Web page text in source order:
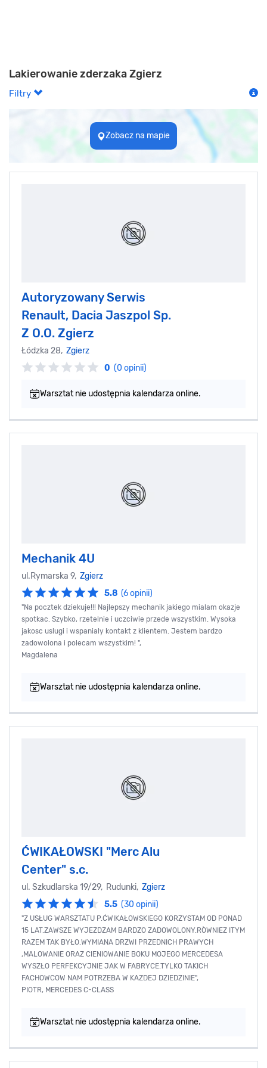
Lakierowanie zderzaka Zgierz
Filtry
Zobacz na mapie
Autoryzowany Serwis
Renault, Dacia Jaszpol Sp.
Z O.O. Zgierz
Łódzka 28, Zgierz
0 (0 opinii)
Warsztat nie udostępnia kalendarza online.
Mechanik 4U
ul.Rymarska 9, Zgierz
5.8 (6 opinii)
"Na pocztek dziekuje!!! Najlepszy mechanik jakiego mialam okazje
spotkac. Szybko, rzetelnie i uczciwie przede wszystkim. Wysoka
jakosc uslugi i wspanialy kontakt z klientem. Jestem bardzo
zadowolona i polecam wszystkim! ",
Magdalena
Warsztat nie udostępnia kalendarza online.
ĆWIKAŁOWSKI "Merc Alu
Center" s.c.
ul. Szkudlarska 19/29, Rudunki, Zgierz
5.5 (30 opinii)
"Z USŁUG WARSZTATU P.ĆWIKAŁOWSKIEGO KORZYSTAM OD PONAD
15 LAT.ZAWSZE WYJEŻDŻAM BARDZO ZADOWOLONY.RÒWNIEZ ITYM
RAZEM TAK BYŁO.WYMIANA DRZWI PRZEDNICH PRAWYCH
,MALOWANIE ORAZ CIENIOWANIE BOKU MOJEGO MERCEDESA
WYSZŁO PERFEKCYJNIE JAK W FABRYCE.TYLKO TAKICH
FACHOWCOW NAM POTRZEBA W KAZDEJ DZIEDZINIE",
PIOTR, MERCEDES C-CLASS
Warsztat nie udostępnia kalendarza online.